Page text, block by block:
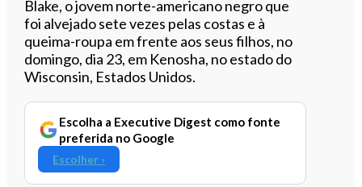
Blake, o jovem norte-americano negro que
foi alvejado sete vezes pelas costas e à
queima-roupa em frente aos seus filhos, no
domingo, dia 23, em Kenosha, no estado do
Wisconsin, Estados Unidos.
Escolha a Executive Digest como fonte
preferida no Google
Escolher ›